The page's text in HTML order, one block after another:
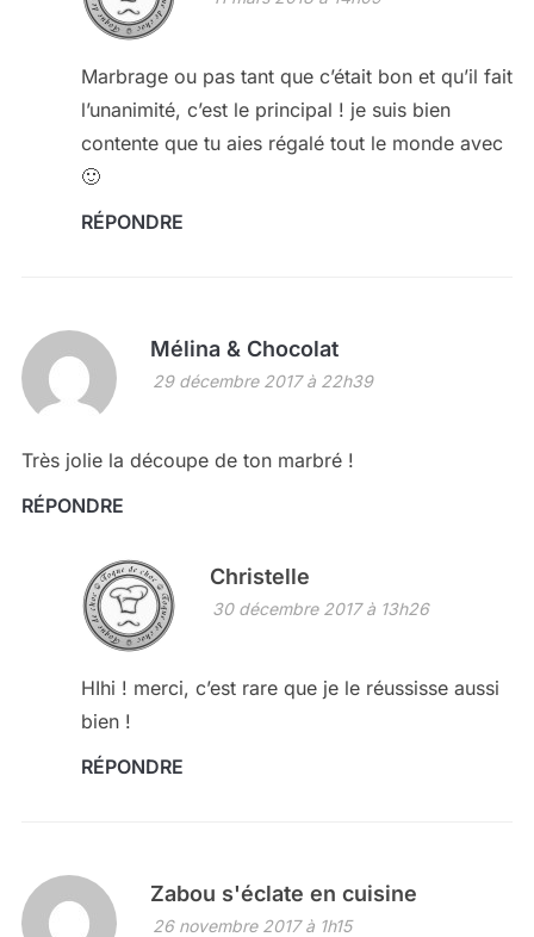
Marbrage ou pas tant que c’était bon et qu’il fait
l’unanimité, c’est le principal ! je suis bien
contente que tu aies régalé tout le monde avec
🙂
RÉPONDRE
Mélina & Chocolat
29 décembre 2017 à 22h39
Très jolie la découpe de ton marbré !
RÉPONDRE
Christelle
30 décembre 2017 à 13h26
HIhi ! merci, c’est rare que je le réussisse aussi
bien !
RÉPONDRE
Zabou s'éclate en cuisine
26 novembre 2017 à 1h15